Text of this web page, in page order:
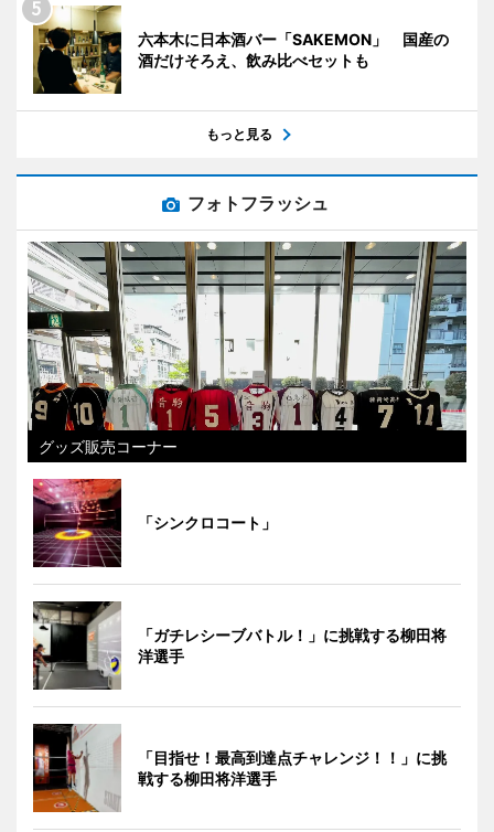
六本木に日本酒バー「SAKEMON」 国産の
酒だけそろえ、飲み比べセットも
もっと見る
フォトフラッシュ
グッズ販売コーナー
「シンクロコート」
「ガチレシーブバトル！」に挑戦する柳田将
洋選手
「目指せ！最高到達点チャレンジ！！」に挑
戦する柳田将洋選手